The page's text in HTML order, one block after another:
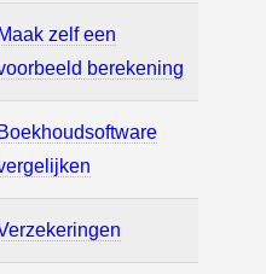
Maak zelf een
berekening
Boekhoudsoftware